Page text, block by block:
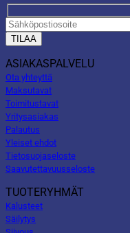
ASIAKASPALVELU
Ota yhteyttä
Maksutavat
Toimitustavat
Yritysasiakas
Palautus
Yleiset ehdot
Tietosuojaseloste
Saavutettavuusseloste
TUOTERYHMÄT
Kalusteet
Säilytys